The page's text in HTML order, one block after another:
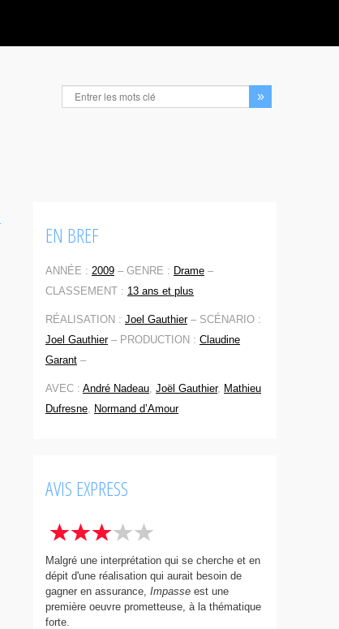
EN BREF
ANNÉE : 2009 – GENRE : Drame –
CLASSEMENT : 13 ans et plus
RÉALISATION : Joel Gauthier– SCÉNARIO :
Joel Gauthier– PRODUCTION : Claudine
Garant –
AVEC : André Nadeau, Joël Gauthier, Mathieu
Dufresne, Normand d’Amour
AVIS EXPRESS
Malgré une interprétation qui se cherche et en
dépit d'une réalisation qui aurait besoin de
gagner en assurance, Impasse est une
première oeuvre prometteuse, à la thématique
forte.